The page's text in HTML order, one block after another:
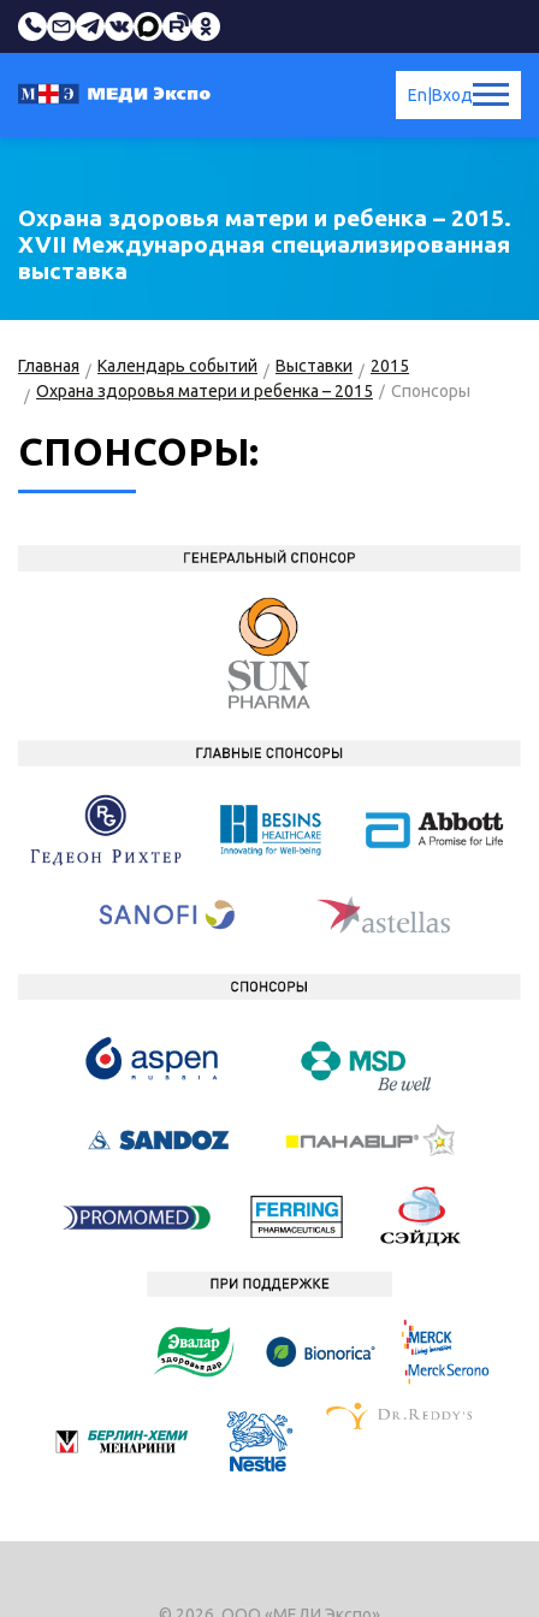
Вход
En
Охрана здоровья матери и ребенка – 2015.
XVII Международная специализированная
выставка
Главная Календарь событий Выставки
2015
Охрана здоровья матери и ребенка – 2015
Спонсоры
СПОНСОРЫ: